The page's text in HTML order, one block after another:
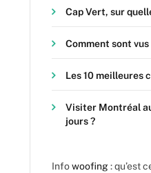
Cap Vert, sur
Comment sont
Les 10 meilleures
Visiter Montréal
jours ?
Infowoofing: qu’est